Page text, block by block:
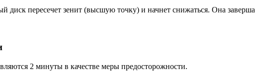
диск пересечет зенит (высшую точку) и начнет снижаться. Она
2 минуты в качестве меры предосторожности.